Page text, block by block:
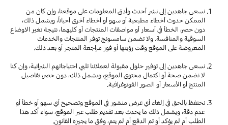
نسعى جاهدين إلى نشر أحدث وأدق المعلومات على موقعنا، وإن كان من
الممكن حدوث أخطاء مطبعية أو سهو أو أخطاء أخرى أحياناً، ويشمل ذلك،
دون حصر، الخطأ في أسعار أو مواصفات المنتجات أو كليهما، نتيجة تغير الاوضاع
السوقية والمنافسة. ولا تضمن سامسونج توفر المنتجات والخدمات
المعروضة على الموقع وقت رؤيتها أو فور مراجعة المتجر أو بعد ذلك.
نسعى جاهدين إلى توفير حلول مقبولة لعملائنا تلبي احتياجاتهم الشرائية، وإن كنا
لا نضمن صحة أو اكتمال محتوى الموقع، ويشمل ذلك، دون حصر، تفاصيل
المنتج أو الأسعار أو الصور الفوتوغرافية.
نحتفظ بالحق في إلغاء أي عرض منشور في الموقع وتصحيح أي سهو أو خطأ أو
عدم دقة، ويشمل ذلك ما يحدث بعد تقديم طلب عبر الموقع، سواء أُكد هذا
الطلب أم لم يؤكد أو تم الدفع أم لم يتم، وفق ما يجيزه القانون.